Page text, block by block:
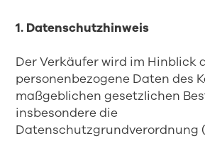
1. Datenschutzhinweis
Der Verkäufer wird im Hinblick
personenbezogene Daten des
maßgeblichen gesetzlichen
insbesondere die
Datenschutzgrundverordnung